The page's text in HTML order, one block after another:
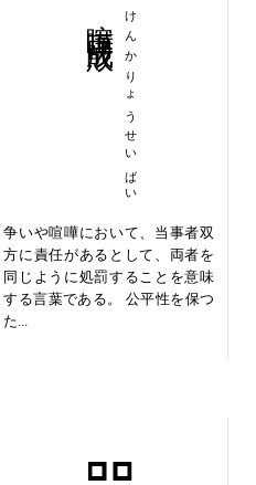
けんかりょうせいばい
争いや喧嘩において、当事者双
方に責任があるとして、両者を
同じように処罰することを意味
する言葉である。 公平性を保つ
た...